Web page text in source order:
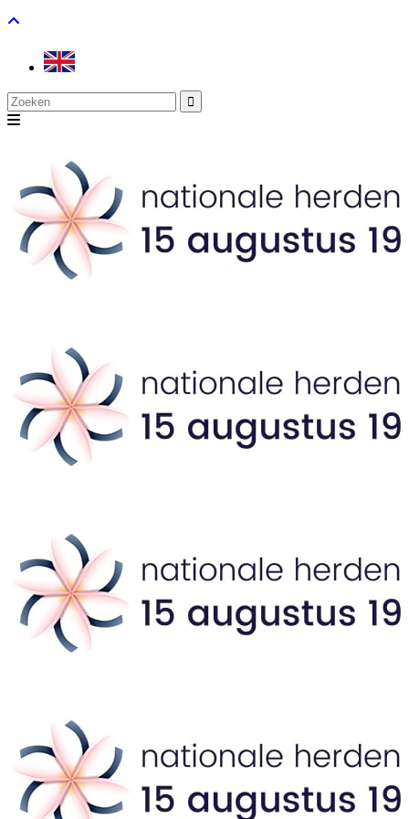
Search
for: